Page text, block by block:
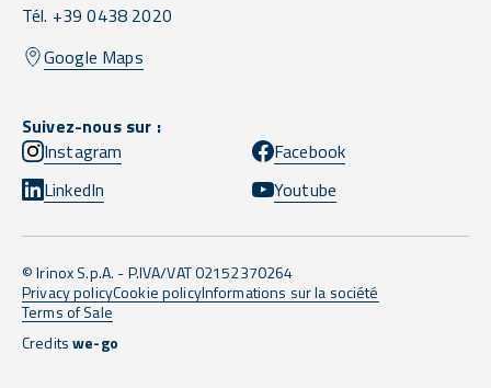
Tél. +39 0438 2020
Google Maps
Suivez-nous sur :
Instagram
Facebook
LinkedIn
Youtube
© Irinox S.p.A. - P.IVA/VAT 02152370264
Privacy policyCookie policyInformations sur la société
Terms of Sale
Creditswe-go